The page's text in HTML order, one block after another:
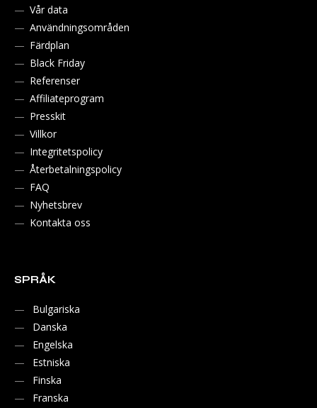
Vår data
Användningsområden
Färdplan
Black Friday
Referenser
Affiliateprogram
Presskit
Villkor
Integritetspolicy
Återbetalningspolicy
FAQ
Nyhetsbrev
Kontakta oss
SPRÅK
Bulgariska
Danska
Engelska
Estniska
Finska
Franska